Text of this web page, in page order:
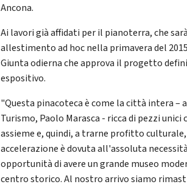
Ancona.
Ai lavori già affidati per il pianoterra, che
allestimento ad hoc nella primavera del
Giunta odierna che approva il progetto
espositivo.
"Questa pinacoteca è come la città intera –
Turismo, Paolo Marasca - ricca di pezzi unici
assieme e, quindi, a trarne profitto
accelerazione è dovuta all'assoluta
opportunità di avere un grande museo
centro storico. Al nostro arrivo siamo